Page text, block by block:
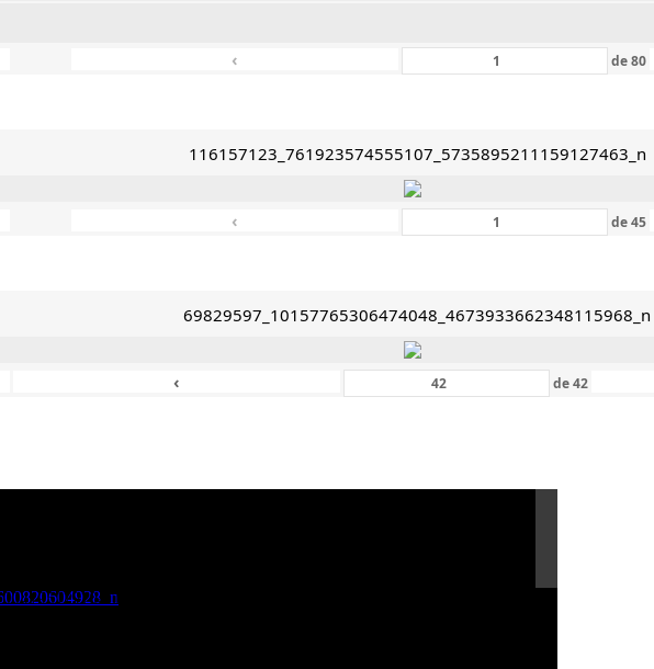
‹ de80
116157123_761923574555107_5735895211159127463_n
‹ de45
69829597_10157765306474048_4673933662348115968_n
‹ de42